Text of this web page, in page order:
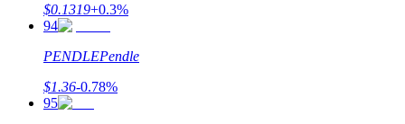
$0.1319+0.3%
94
PENDLEPendle
$1.36-0.78%
95